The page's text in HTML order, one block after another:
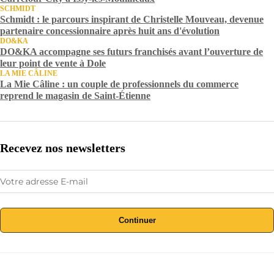
SCHMIDT
Schmidt : le parcours inspirant de Christelle Mouveau, devenue
partenaire concessionnaire après huit ans d'évolution
DO&KA
DO&KA accompagne ses futurs franchisés avant l’ouverture de
leur point de vente à Dole
LA MIE CÂLINE
La Mie Câline : un couple de professionnels du commerce
reprend le magasin de Saint-Étienne
Recevez nos newsletters
Continuer